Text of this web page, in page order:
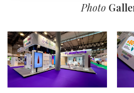
Photo